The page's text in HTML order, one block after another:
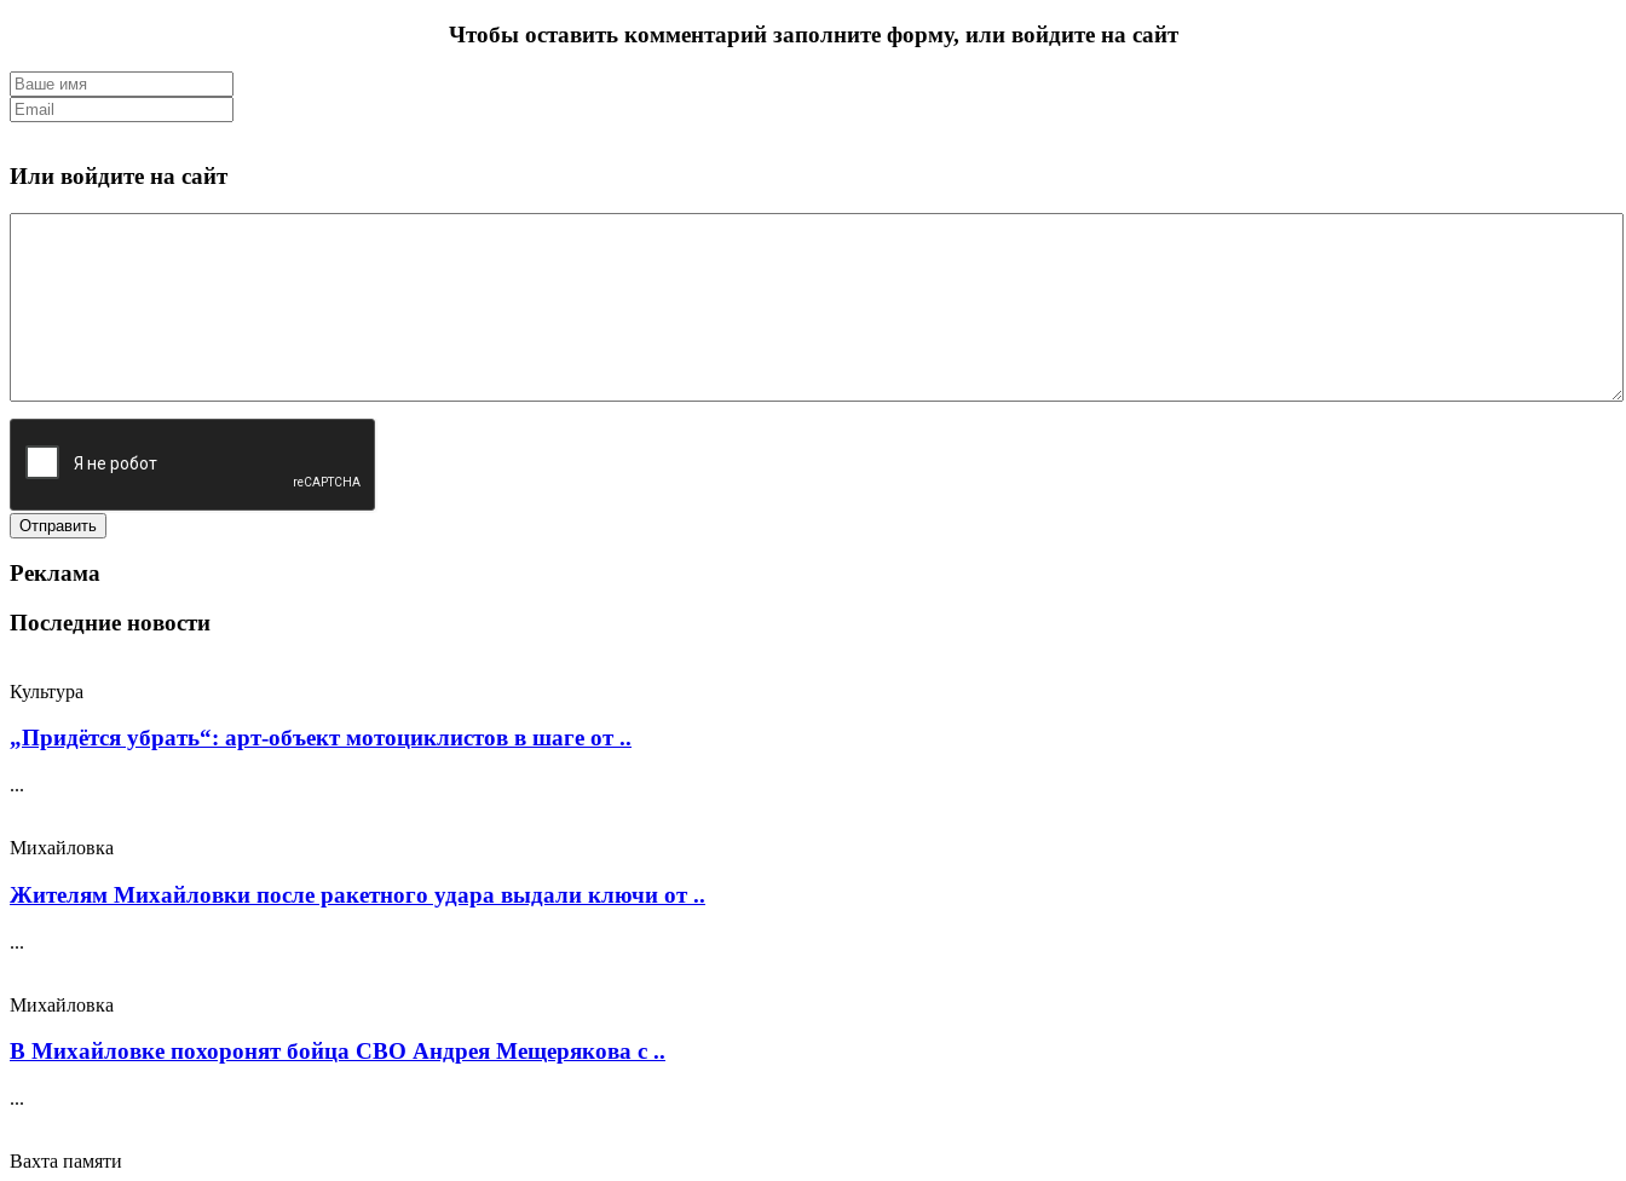
Чтобы оставить комментарий заполните форму, или войдите на сайт
Или войдите на сайт
Реклама
Последние новости
Культура
„Придётся убрать“: арт‑объект мотоциклистов в шаге от ..
...
Михайловка
Жителям Михайловки после ракетного удара выдали ключи от ..
...
Михайловка
В Михайловке похоронят бойца СВО Андрея Мещерякова с ..
...
Вахта памяти